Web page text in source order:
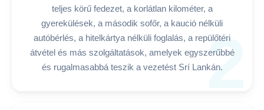
2
teljes körű fedezet, a korlátlan kilométer, a
gyerekülések, a második sofőr, a kaució nélküli
autóbérlés, a hitelkártya nélküli foglalás, a repülőtéri
átvétel és más szolgáltatások, amelyek egyszerűbbé
és rugalmasabbá teszik a vezetést Srí Lankán.